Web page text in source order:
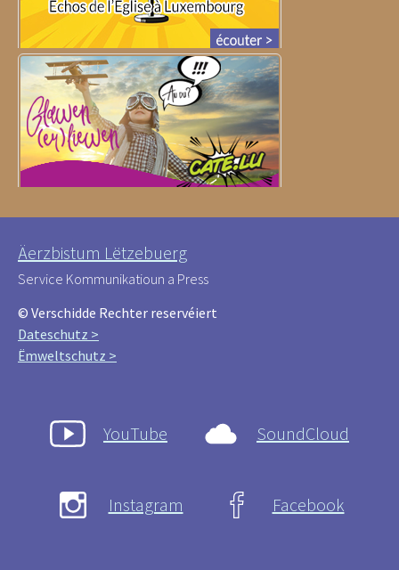
Äerzbistum Lëtzebuerg
Service Kommunikatioun a Press
© Verschidde Rechter reservéiert
Dateschutz >
Ëmweltschutz >
YouTube SoundCloud
Instagram Facebook